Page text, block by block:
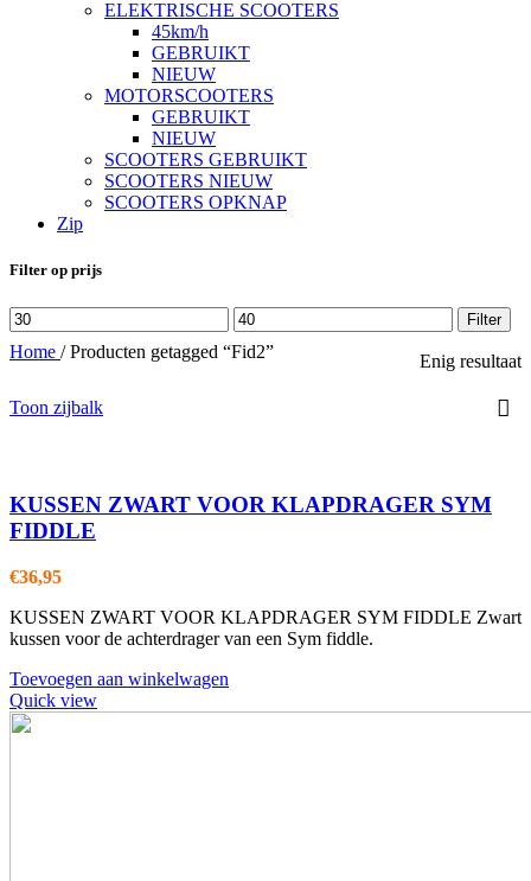
ELEKTRISCHE SCOOTERS
45km/h
GEBRUIKT
NIEUW
MOTORSCOOTERS
GEBRUIKT
NIEUW
SCOOTERS GEBRUIKT
SCOOTERS NIEUW
SCOOTERS OPKNAP
Zip
Filter op prijs
Min.
prijs
Max.
prijs
Filter
Home / Producten getagged “Fid2” Enig resultaat
Toon zijbalk
KUSSEN ZWART VOOR KLAPDRAGER SYM
FIDDLE
€36,95
KUSSEN ZWART VOOR KLAPDRAGER SYM FIDDLE Zwart
kussen voor de achterdrager van een Sym fiddle.
Toevoegen aan winkelwagen
Quick view